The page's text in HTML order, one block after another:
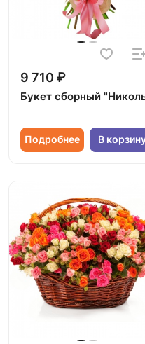
9 710 ₽
Букет сборный
Подробнее В